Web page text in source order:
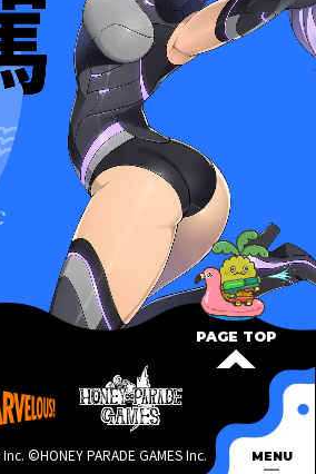
PAGE TOP
©HONEY PARADE GAMES Inc.